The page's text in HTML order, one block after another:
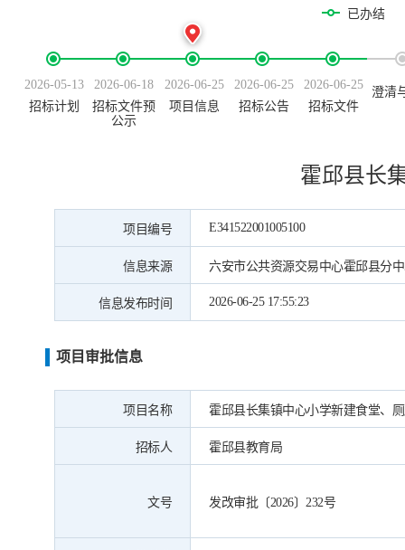
已办结
2026-05-13
招标计划
2026-06-18
招标文件预
公示
2026-06-25
项目信息
2026-06-25
招标公告
2026-06-25
招标文件
澄清
霍邱县长
项目编号 E341522001005100
信息来源 六安市公共资源交易中心霍邱县分
信息发布时间 2026-06-25 17:55:23
项目审批信息
项目名称 霍邱县长集镇中心小学新建食堂、
招标人 霍邱县教育局
文号 发改审批〔2026〕232号